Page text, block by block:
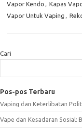
Vapor Kendo , Kapas
Vapor Untuk Vaping ,
Cari
Pos-pos Terbaru
Vaping dan Keterlibatan
Vape dan Kesadaran Sosial: